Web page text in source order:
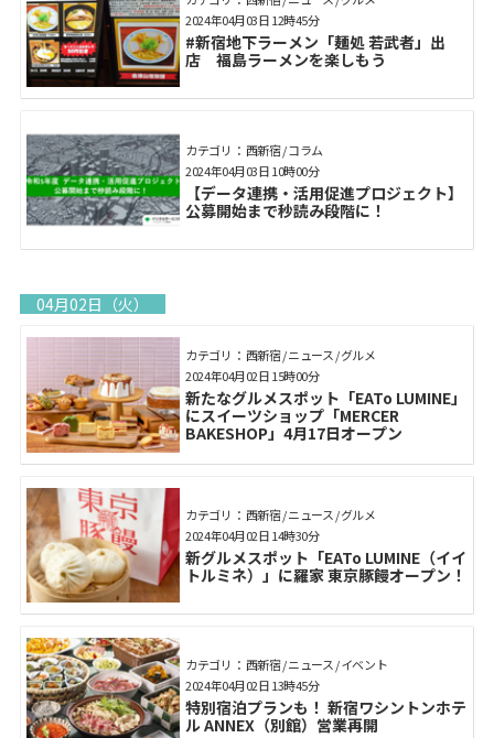
#新宿地下ラーメン「麺処 若武者」出
店 福島ラーメンを楽しもう
2024年04月03日 12時45分
カテゴリ： 西新宿 / コラム
【データ連携・活用促進プロジェクト】
公募開始まで秒読み段階に！
2024年04月03日 10時00分
04月02日（火）
カテゴリ： 西新宿 / ニュース / グルメ
新たなグルメスポット「EATo LUMINE」
にスイーツショップ「MERCER
BAKESHOP」4月17日オープン
2024年04月02日 15時00分
カテゴリ： 西新宿 / ニュース / グルメ
新グルメスポット「EATo LUMINE（イイ
トルミネ）」に羅家 東京豚饅オープン！
2024年04月02日 14時30分
カテゴリ： 西新宿 / ニュース / イベント
特別宿泊プランも！ 新宿ワシントンホテ
ル ANNEX（別館）営業再開
2024年04月02日 13時45分